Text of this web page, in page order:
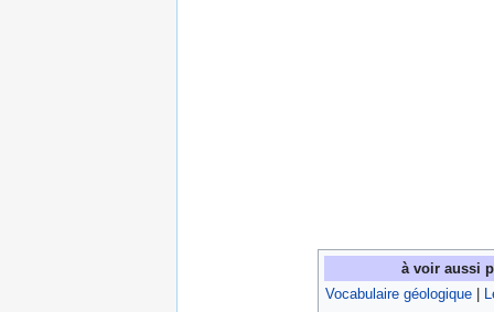
à voir aussi
Vocabulaire géologique|